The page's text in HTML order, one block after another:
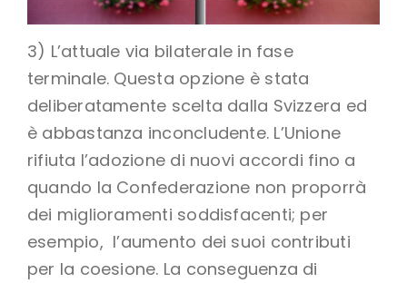
3) L’attuale via bilaterale in fase
terminale. Questa opzione è stata
deliberatamente scelta dalla Svizzera ed
è abbastanza inconcludente. L’Unione
rifiuta l’adozione di nuovi accordi fino a
quando la Confederazione non proporrà
dei miglioramenti soddisfacenti; per
esempio, l’aumento dei suoi contributi
per la coesione. La conseguenza di